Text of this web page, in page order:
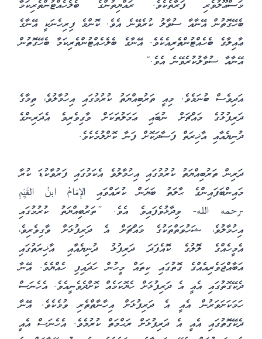
މަސްޢޫލުވެރި ފަރާތެކެވެ. ރައްޔިތުންގެ ބެލެހެއްޓުންތެރިކަމާ
ބެހޭގޮތުން އޭނާއާ ސުވާލު ކުރެވޭނެ އެވެ. ކޮންމެ ފިރިހެނަކީ އޭނާގެ
ޢާއިލާގެ ބެހެއްޓުންތެރިއެކެވެ. އޭނާގެ ބެލެހެއްޓުންތެރިކަމާ ބެހޭގޮތުން
އޭނާއާ ސުވާލުކުރެވޭނެ އެވެ.“
އަދިވެސް ބުނަމެވެ. މިއީ ތަރުބިއްޔަތު ކުރުމުގައި އިހުމާލުވެ، ތިމާގެ
ދަރިފުޅުގެ މައްޗަށް ނުބައި ޢަމަލުތަކަށް ވާގިވެރިވެ އެދަރިންގެ
ދުނިޔެއާއި އާޚިރަތް ފަސާދަކޮށް ފަނާ ކޮށްލުމެކެވެ.
ދަރިން ތަރުބިއްޔަތު ކުރުމުގައި އިހުމާލުވެ އެކަމުގައި ފަރުވާކުޑަ ކުރާ
މައިންބަފައިންގެ ޙާލަތު ބަޔަން ކުރައްވައި الإِمَامُ ابنُ القَيِّمِ
-رحمه الله- ވިދާޅުވެފައިވެ އެވެ. ”ތަރުބިއްޔަތު ކުރުމުގައި
އިހުމާލުވެ، ޝަހުވަތްތަކުގެ މައްޗަށް އެ ދަރިފުޅަށް ވާގިވެރިވެ،
އެމީހެއްގެ ލޮލުގެ ކޮއެފަދަ ދަރިފުޅު ދުނިޔެއާއި އާޚިރަތުގައި
އަބާއްޖަވެރިއެއްގެ ގޮތުގައި ކިތައް މީހުން ހަދައިފި ހެއްޔެވެ. އޭނާ
ދެކޭގޮތުގައި އެއީ އެ ދަރިފުޅަށް ހެޔޮކަމެއް ކޮށްދެވެނީއެވެ. އެހެނަސް
ހަމަކަށަވަރުން އެއީ އެ ދަރިފުޅަށް އިހާނާތްތެރި ވުމެކެވެ. އޭނާ
ދެކޭގޮތުގައި އެއީ އެ ދަރިފުޅަށް ރަޙްމަތް ކުރުމެވެ. އެހެނަސް އެއީ